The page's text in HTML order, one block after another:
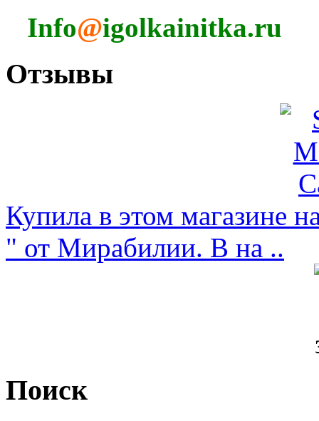
Info@igolkainitka.ru
Отзывы
Купила в этом магазине
" от Мирабилии. В на ..
Поиск